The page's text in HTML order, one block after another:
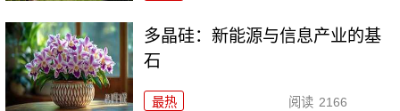
多晶硅：新能源与信息产业的基
石
最热 阅读 2166